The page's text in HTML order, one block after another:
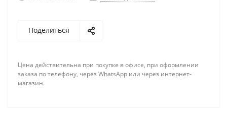
Поделиться
Цена действительна при покупке в офисе, при оформлении
заказа по телефону, через WhatsApp или через интернет-
магазин.